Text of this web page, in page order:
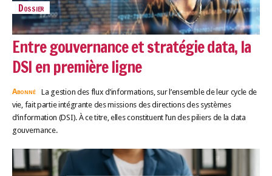
Dossier
Entre gouvernance et stratégie data, la
DSI en première ligne
Abonné
La gestion des flux d’informations, sur l’ensemble de leur cycle de
vie, fait partie intégrante des missions des directions des systèmes
d’information (DSI). À ce titre, elles constituent l’un des piliers de la data
gouvernance.